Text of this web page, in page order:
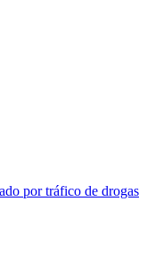
por tráfico de drogas